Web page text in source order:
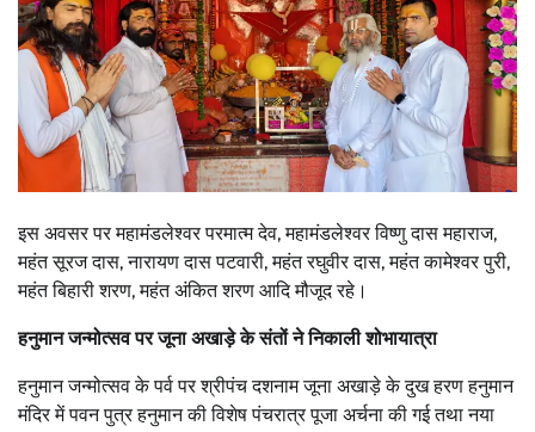
इस अवसर पर महामंडलेश्वर परमात्म देव, महामंडलेश्वर विष्णु दास महाराज,
महंत सूरज दास, नारायण दास पटवारी, महंत रघुवीर दास, महंत कामेश्वर पुरी,
महंत बिहारी शरण, महंत अंकित शरण आदि मौजूद रहे।
हनुमान जन्मोत्सव पर जूना अखाड़े के संतों ने निकाली शोभायात्रा
हनुमान जन्मोत्सव के पर्व पर श्रीपंच दशनाम जूना अखाड़े के दुख हरण हनुमान
मंदिर में पवन पुत्र हनुमान की विशेष पंचरात्र पूजा अर्चना की गई तथा नया